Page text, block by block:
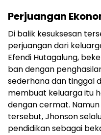
Perjuangan
Di balik kesuksesan
perjuangan dari
Efendi Hutagalung,
ban dengan
sederhana dan tinggal
membuat keluarga itu
dengan cermat.
tersebut, Jhonson
pendidikan sebagai